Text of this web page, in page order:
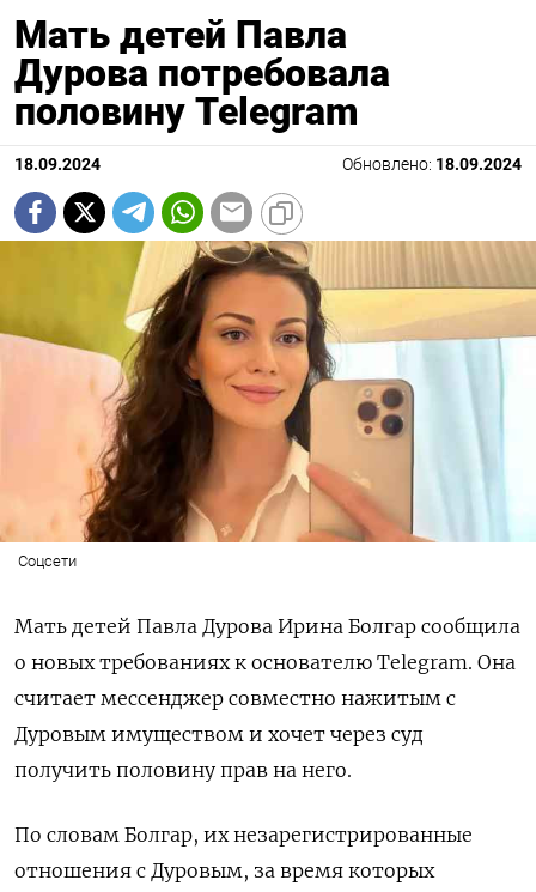
Мать детей Павла
Дурова потребовала
половину Telegram
18.09.2024 Обновлено: 18.09.2024
Соцсети
Мать детей Павла Дурова Ирина Болгар сообщила
о новых требованиях к основателю Telegram. Она
считает мессенджер совместно нажитым с
Дуровым имуществом и хочет через суд
получить половину прав на него.
По словам Болгар, их незарегистрированные
отношения с Дуровым, за время которых